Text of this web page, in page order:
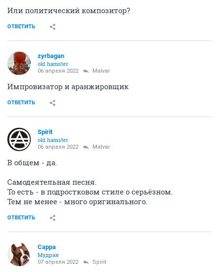
Или политический композитор?
ОТВЕТИТЬ
zyrbagan
old hamster
06 апреля 2022 Malvar
Импровизатор и аранжировщик
ОТВЕТИТЬ
Spirit
old hamster
06 апреля 2022 Malvar
В общем - да.
Самодеятельная песня.
То есть - в подростковом стиле о серьёзном.
Тем не менее - много оригинального.
ОТВЕТИТЬ
Сарра
Мудрая
07 апреля 2022 Spirit